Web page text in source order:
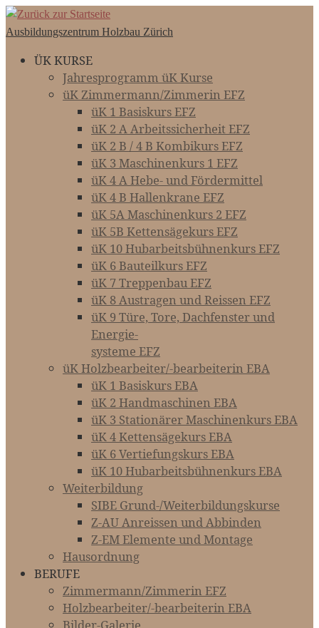
Zum
Inhalt
Ausbildungszentrum Holzbau Zürich
ÜK KURSE
Jahresprogramm üK Kurse
üK Zimmermann/Zimmerin EFZ
üK 1 Basiskurs EFZ
üK 2 A Arbeitssicherheit EFZ
üK 2 B / 4 B Kombikurs EFZ
üK 3 Maschinenkurs 1 EFZ
üK 4 A Hebe- und Fördermittel
üK 4 B Hallenkrane EFZ
üK 5A Maschinenkurs 2 EFZ
üK 5B Kettensägekurs EFZ
üK 10 Hubarbeitsbühnenkurs EFZ
üK 6 Bauteilkurs EFZ
üK 7 Treppenbau EFZ
üK 8 Austragen und Reissen EFZ
üK 9 Türe, Tore, Dachfenster und
Energie-­­­
systeme EFZ
üK Holzbearbeiter/-bearbeiterin EBA
üK 1 Basiskurs EBA
üK 2 Handmaschinen EBA
üK 3 Stationärer Maschinenkurs EBA
üK 4 Kettensägekurs EBA
üK 6 Vertiefungskurs EBA
üK 10 Hubarbeitsbühnenkurs EBA
Weiterbildung
SIBE Grund-/Weiterbildungskurse
Z-AU Anreissen und Abbinden
Z-EM Elemente und Montage
Hausordnung
BERUFE
Zimmermann/Zimmerin EFZ
Holzbearbeiter/-bearbeiterin EBA